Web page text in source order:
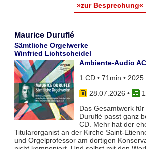
»zur Besprechung«
Maurice Duruflé
Sämtliche Orgelwerke
Winfried Lichtscheidel
Ambiente-Audio
1 CD • 71min • 2025
28.07.2026 •
Das Gesamtwerk
Duruflé passt ganz
CD. Mehr hat der
Titularorganist an der Kirche Saint-
und Orgelprofessor am dortigen